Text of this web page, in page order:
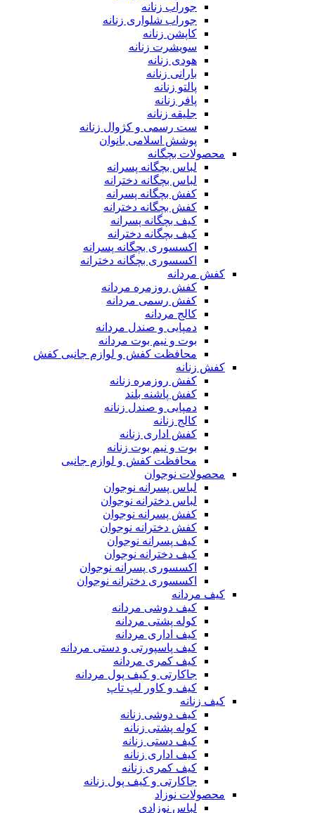
جوراب زنانه
جوراب شلواری زنانه
کاپشن زنانه
سویشرت زنانه
هودی زنانه
بارانی زنانه
پالتو زنانه
پافر زنانه
جلیقه زنانه
ست رسمی و کژوال زنانه
پوشش اسلامی بانوان
محصولات بچگانه
لباس بچگانه پسرانه
لباس بچگانه دخترانه
کفش بچگانه پسرانه
کفش بچگانه دخترانه
کیف بچگانه پسرانه
کیف بچگانه دخترانه
اکسسوری بچگانه پسرانه
اکسسوری بچگانه دخترانه
کفش مردانه
کفش روزمره مردانه
کفش رسمی مردانه
کالج مردانه
دمپایی و صندل مردانه
بوت و نیم بوت مردانه
محافظت کفش و لوازم جانبی کفش
کفش زنانه
کفش روزمره زنانه
کفش پاشنه بلند
دمپایی و صندل زنانه
کالج زنانه
کفش اداری زنانه
بوت و نیم بوت زنانه
محافظت کفش و لوازم جانبی
محصولات نوجوان
لباس پسرانه نوجوان
لباس دخترانه نوجوان
کفش پسرانه نوجوان
کفش دخترانه نوجوان
کیف پسرانه نوجوان
کیف دخترانه نوجوان
اکسسوری پسرانه نوجوان
اکسسوری دخترانه نوجوان
کیف مردانه
کیف دوشی مردانه
کوله پشتی مردانه
کیف اداری مردانه
کیف پاسپورتی و دستی مردانه
کیف کمری مردانه
جاکارتی و کیف پول مردانه
کیف و کاور لپ تاپ
کیف زنانه
کیف دوشی زنانه
کوله پشتی زنانه
کیف دستی زنانه
کیف اداری زنانه
کیف کمری زنانه
جاکارتی و کیف پول زنانه
محصولات نوزاد
لباس نوزادی